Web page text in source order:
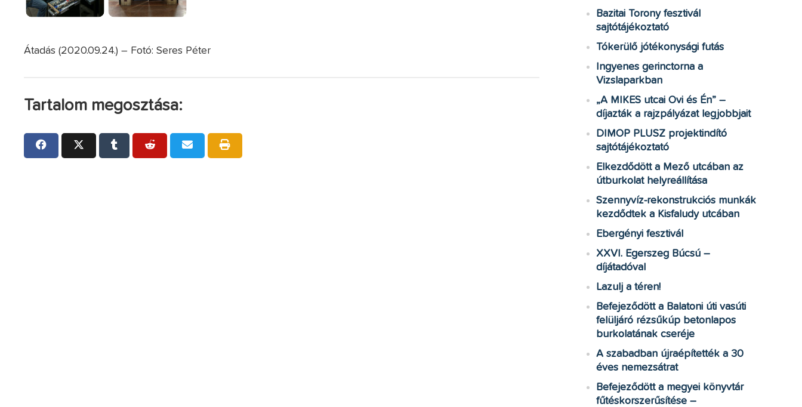
Átadás (2020.09.24.) – Fotó: Seres Péter
Tartalom megosztása:
Bazitai Torony fesztivál
sajtótájékoztató
Tókerülő jótékonysági futás
Ingyenes gerinctorna a
Vizslaparkban
„A MIKES utcai Ovi és Én” –
díjazták a rajzpályázat legjobbjait
DIMOP PLUSZ projektindító
sajtótájékoztató
Elkezdődött a Mező utcában az
útburkolat helyreállítása
Szennyvíz-rekonstrukciós munkák
kezdődtek a Kisfaludy utcában
Ebergényi fesztivál
XXVI. Egerszeg Búcsú –
díjátadóval
Lazulj a téren!
Befejeződött a Balatoni úti vasúti
felüljáró rézsűkúp betonlapos
burkolatának cseréje
A szabadban újraépítették a 30
éves nemezsátrat
Befejeződött a megyei könyvtár
fűtéskorszerűsítése –